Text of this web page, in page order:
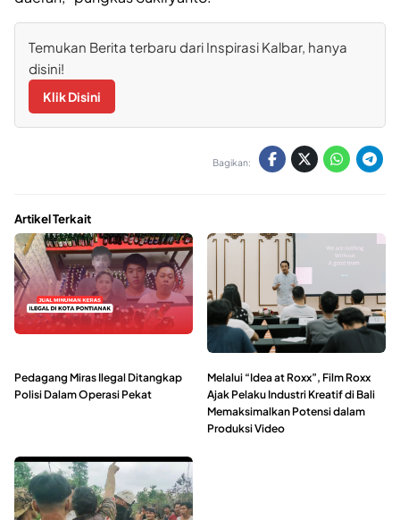
Temukan Berita terbaru dari Inspirasi Kalbar, hanya
disini!
Klik Disini
Bagikan:
Artikel Terkait
Pedagang Miras Ilegal Ditangkap
Polisi Dalam Operasi Pekat
Melalui “Idea at Roxx”, Film Roxx
Ajak Pelaku Industri Kreatif di Bali
Memaksimalkan Potensi dalam
Produksi Video